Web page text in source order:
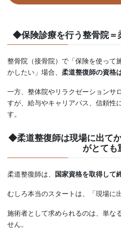
◆保険診療を行う整骨院＝
整骨院（接骨院）で「保険を使って
かしたい」場合、 柔道整復師の資格
一方、整体院やリラクゼーションサ
すが、給与やキャリアパス、信頼性
す。
◆柔道整復師は現場に出て
がとても
柔道整復師は、 国家資格を取得して
むしろ本当のスタートは、「現場に
施術者として求められるのは、単な
せん。